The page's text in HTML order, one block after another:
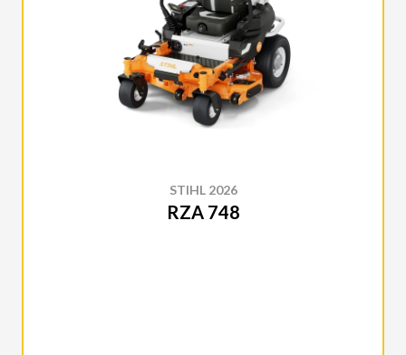
STIHL 2026
RZA 748